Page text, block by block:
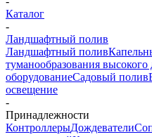
Каталог
-
Ландшафтный полив
Ландшафтный полив
туманообразования высокого
оборудованиеСадовый полив
освещение
-
Принадлежности
КонтроллерыДождеватели